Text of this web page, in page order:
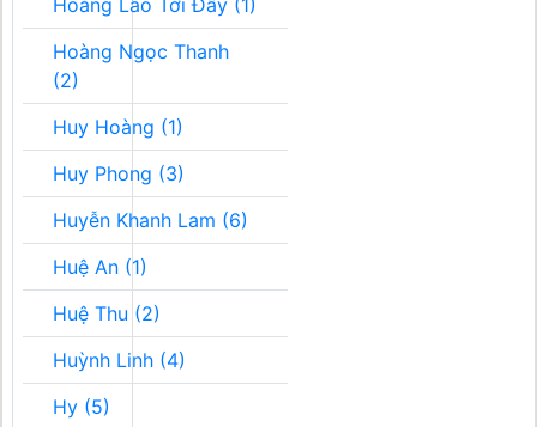
Hoàng Lão Tới Đây (1)
Hoàng Ngọc Thanh
(2)
Huy Hoàng (1)
Huy Phong (3)
Huyễn Khanh Lam (6)
Huệ An (1)
Huệ Thu (2)
Huỳnh Linh (4)
Hy (5)